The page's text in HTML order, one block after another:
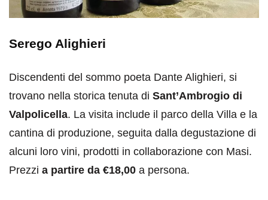
Serego Alighieri
Discendenti del sommo poeta Dante Alighieri, si
trovano nella storica tenuta di Sant’Ambrogio di
Valpolicella. La visita include il parco della Villa e la
cantina di produzione, seguita dalla degustazione di
alcuni loro vini, prodotti in collaborazione con Masi.
Prezzi a partire da €18,00 a persona.